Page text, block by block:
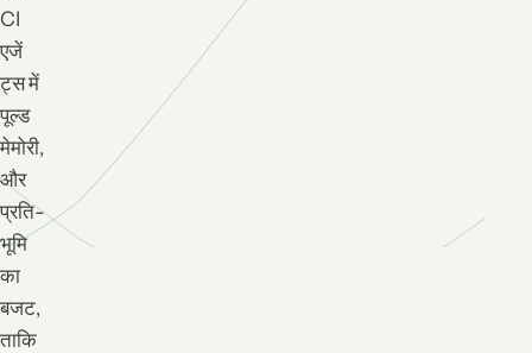
CI
एजें
ट्स में
पूल्ड
मेमोरी,
और
प्रति-
भूमि
का
बजट,
ताकि